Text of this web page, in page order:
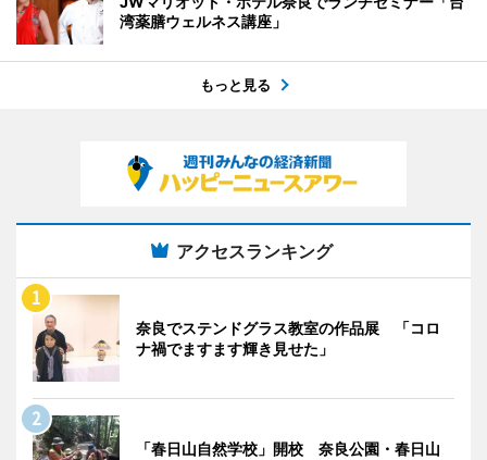
湾薬膳ウェルネス講座」
もっと見る
アクセスランキング
奈良でステンドグラス教室の作品展 「コロ
ナ禍でますます輝き見せた」
「春日山自然学校」開校 奈良公園・春日山